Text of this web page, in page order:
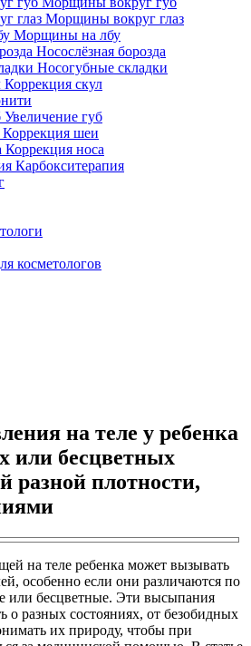
Морщины вокруг глаз
Морщины на лбу
Носослёзная борозда
Носогубные складки
Коррекция скул
Увеличение губ
Коррекция шеи
Коррекция носа
Карбокситерапия
косметологов
на теле у ребенка
или бесцветных
разной плотности,
на теле ребенка может вызывать
особенно если они различаются по
или бесцветные. Эти высыпания
о разных состояниях, от безобидных
их природу, чтобы при